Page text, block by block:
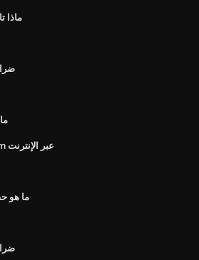
ماذا
دفع فاتورة بطاقة nordstrom عبر الإنترنت
ما هو